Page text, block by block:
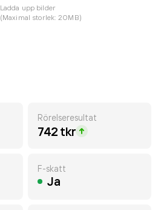
Ladda upp bilder
(Maximal storlek: 20MB)
Rörelseresultat
742 tkr
F-skatt
Ja